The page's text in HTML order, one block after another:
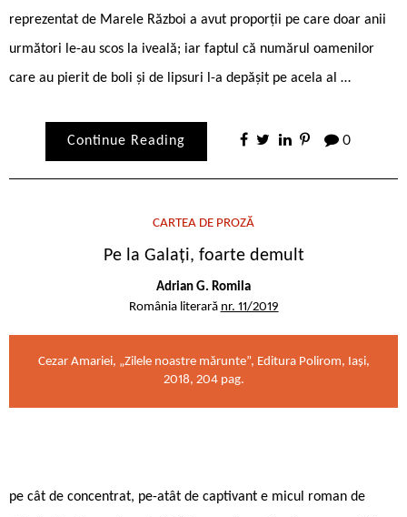
reprezentat de Marele Război a avut proporții pe care doar anii
următori le-au scos la iveală; iar faptul că numărul oamenilor
care au pierit de boli și de lipsuri l-a depășit pe acela al …
Continue Reading 0
CARTEA DE PROZĂ
Pe la Galați, foarte demult
Adrian G. Romila
România literară nr. 11/2019
Cezar Amariei, „Zilele noastre mărunte”, Editura Polirom, Iași,
2018, 204 pag.
pe cât de concentrat, pe-atât de captivant e micul roman de